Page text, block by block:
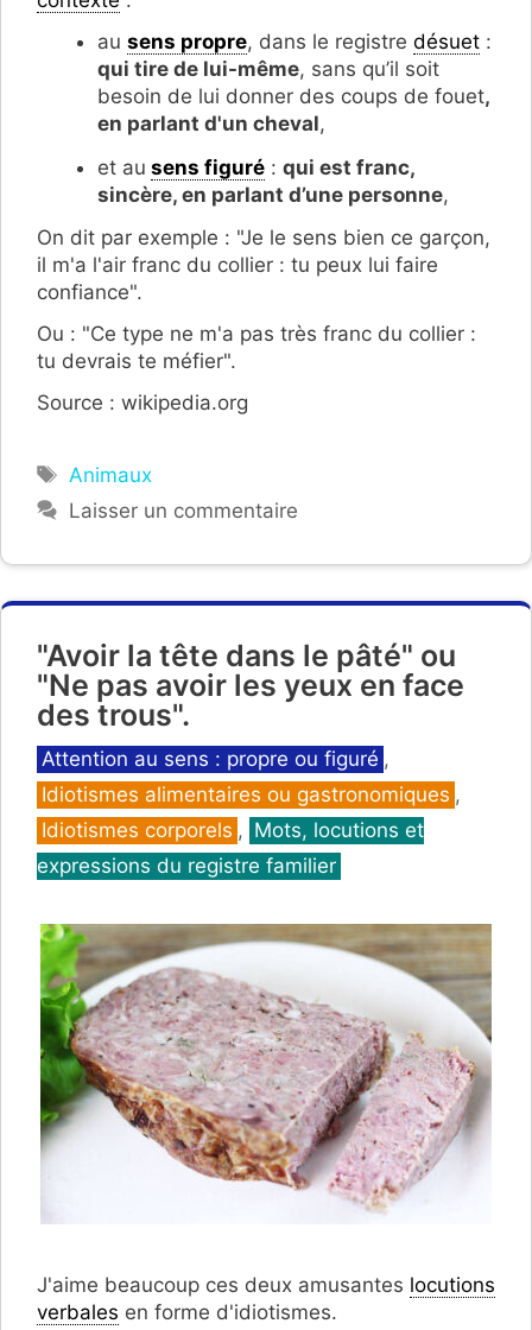
au sens propre, dans le registre désuet :
qui tire de lui-même, sans qu’il soit
besoin de lui donner des coups de fouet,
en parlant d'un cheval,
et au sens figuré : qui est franc,
sincère, en parlant d’une personne,
On dit par exemple : "Je le sens bien ce garçon,
il m'a l'air franc du collier : tu peux lui faire
confiance".
Ou : "Ce type ne m'a pas très franc du collier :
tu devrais te méfier".
Source : wikipedia.org
Étiquettes
Animaux
Laisser un commentaire
"Avoir la tête dans le pâté" ou
"Ne pas avoir les yeux en face
des trous".
Catégories
Attention au sens : propre ou figuré ,
Idiotismes alimentaires ou gastronomiques ,
Idiotismes corporels , Mots, locutions et
expressions du registre familier
J'aime beaucoup ces deux amusantes locutions
verbales en forme d'idiotismes.